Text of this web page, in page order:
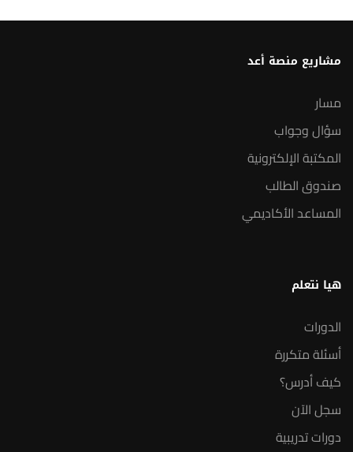
مشاريع منصة أعد
مسار
سؤال وجواب
المكتبة الإلكترونية
صندوق الطالب
المساعد الأكاديمي
هيا نتعلم
الدورات
أسئلة متكررة
كيف أدرس؟
سجل الآن
دورات تدريبية